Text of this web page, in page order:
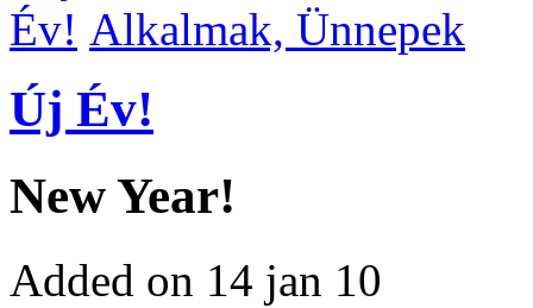
Alkalmak, Ünnepek
Új Év!
New Year!
Added on 14 jan 10